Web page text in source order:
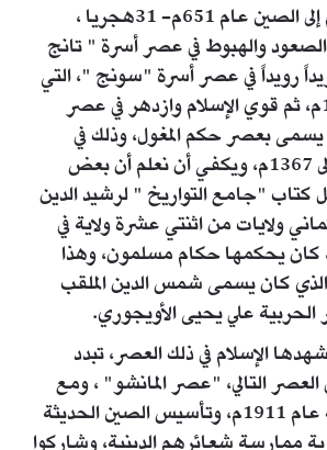
ومنذ وصول الإسلام إلى الصين عام 651م- 31هجريا ،
والهبوط في عصر أسرة " تانج
رويداً في عصر أسرة "سونج "، التي
انقرضت عام 1267م، ثم قوي الإسلام وازدهر في عصر
بعصر حكم المغول، وذلك في
الفترة من 1277م إلى 1367م، ويكفي أن نعلم أن بعض
كتاب "جامع التواريخ " لرشيد الدين
ولايات من اثنتي عشرة ولاية في
كان يحكمها حكام مسلمون، وهذا
الذي كان يسمى شمس الدين الملقب
الحربية علي يحيى الأويجوري.
الإسلام في ذلك العصر، تبدد
العصر التالي، "عصر المانشو" ، ومع
قيام الثورة الوطنية عام 1911م، وتأسيس الصين الحديثة